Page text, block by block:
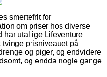
smertefrit for
om priser hos diverse
har utallige Lifeventure
tvinge prisniveauet på
og piger, og endvidere
og endda nogle gange